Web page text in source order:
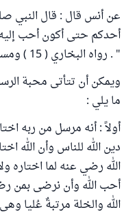
عن أنس قال : قال النبي
أحدكم حتى أكون أحب
" . رواه البخاري ( 15 ) ومسلم ( 44 ) .
ويمكن أن تتأتى محبة
ما يلي :
أولاً : أنه مرسل من ربه
دين الله للناس وأن الله
الله رضي عنه لما اختاره
أحب الله وأن نرضى بمن
الله والخلة مرتبةٌ عُليا